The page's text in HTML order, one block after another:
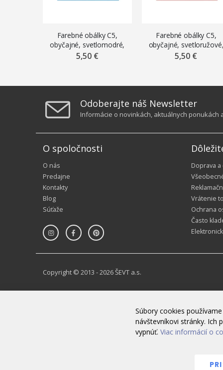
Farebné obálky C5,
obyčajné, svetlomodré,
10 ks
5,50 €
Farebné obálky C5,
obyčajné, svetloružové,
10 ks
5,50 €
Odoberajte náš Newsletter
Informácie o novinkách, aktuálnych ponukách
O spoločnosti
O nás
Predajne
Kontakty
Blog
Súťaže
Doprava
Vrátenie
Ochrana
Často
Copyright © 2013 - 2026 ŠEVT a.s.
Súbory cookies
návštevníkovi stránky. Ich
vypnúť. Viac informácií o